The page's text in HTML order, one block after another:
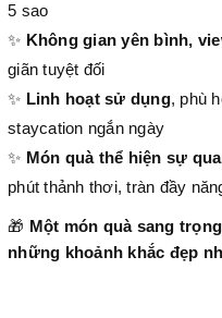
5 sao
✨ Không gian yên bình,
giãn tuyệt đối
✨ Linh hoạt sử dụng, phù
staycation ngắn ngày
✨ Món quà thể hiện sự
phút thảnh thơi, tràn đầy
🎁 Một món quà sang
những khoảnh khắc đẹp